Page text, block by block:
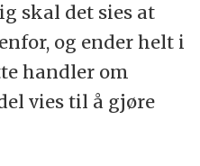
skal det sies at
og ender helt i
handler om
vies til å gjøre